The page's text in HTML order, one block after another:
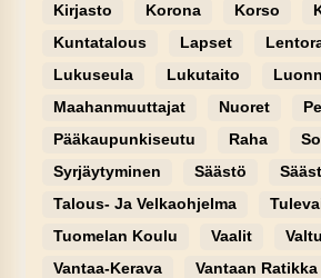
Kirjasto
Korona Korso
Kuntatalous
Lapset
Lukuseula
Lukutaito
Maahanmuuttajat
Nuoret
Pääkaupunkiseutu
Raha
Syrjäytyminen
Säästö
Talous- Ja Velkaohjelma
Tuomelan Koulu
Vaalit
Vantaa-Kerava
Vantaan Ratikka